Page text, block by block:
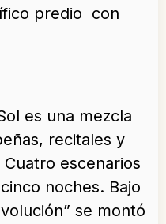
predio con
es una mezcla
recitales y
escenarios
noches. Bajo
se montó